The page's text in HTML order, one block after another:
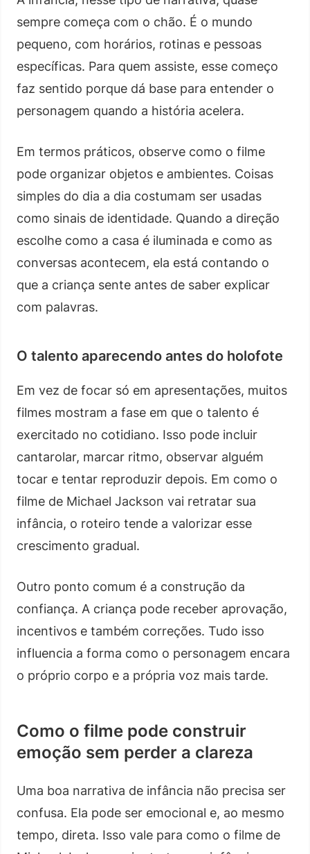
sempre começa com o chão. É o mundo
pequeno, com horários, rotinas e pessoas
específicas. Para quem assiste, esse começo
faz sentido porque dá base para entender o
personagem quando a história acelera.
Em termos práticos, observe como o filme
pode organizar objetos e ambientes. Coisas
simples do dia a dia costumam ser usadas
como sinais de identidade. Quando a direção
escolhe como a casa é iluminada e como as
conversas acontecem, ela está contando o
que a criança sente antes de saber explicar
com palavras.
O talento aparecendo antes do holofote
Em vez de focar só em apresentações, muitos
filmes mostram a fase em que o talento é
exercitado no cotidiano. Isso pode incluir
cantarolar, marcar ritmo, observar alguém
tocar e tentar reproduzir depois. Em como o
filme de Michael Jackson vai retratar sua
infância, o roteiro tende a valorizar esse
crescimento gradual.
Outro ponto comum é a construção da
confiança. A criança pode receber aprovação,
incentivos e também correções. Tudo isso
influencia a forma como o personagem encara
o próprio corpo e a própria voz mais tarde.
Como o filme pode construir
emoção sem perder a clareza
Uma boa narrativa de infância não precisa ser
confusa. Ela pode ser emocional e, ao mesmo
tempo, direta. Isso vale para como o filme de